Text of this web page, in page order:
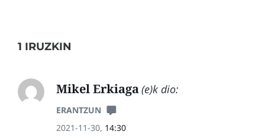
1 IRUZKIN
Mikel Erkiaga(e)k dio:
ERANTZUN
2021-11-30, 14:30